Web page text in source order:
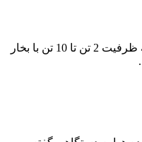
دیگ بخار بسته به نوع تولیدات کارخانه ظرفیت 2 تن تا 10 تن با بخار